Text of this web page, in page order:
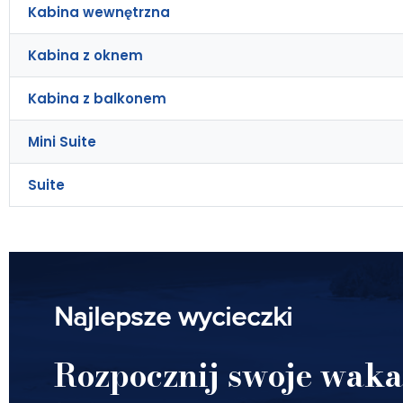
Kabina wewnętrzna
Kabina z oknem
Kabina z balkonem
Mini Suite
Suite
Najlepsze wycieczki
Rozpocznij swoje